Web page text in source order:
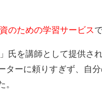
のための学習サービス
」氏を講師として提供さ
ターに頼りすぎず、自
。